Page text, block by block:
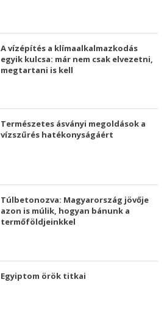
A vízépítés a klímaalkalmazkodás
egyik kulcsa: már nem csak elvezetni,
megtartani is kell
Természetes ásványi megoldások a
vízszűrés hatékonyságáért
Túlbetonozva: Magyarország jövője
azon is múlik, hogyan bánunk a
termőföldjeinkkel
Egyiptom örök titkai